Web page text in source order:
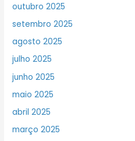
outubro 2025
setembro 2025
agosto 2025
julho 2025
junho 2025
maio 2025
abril 2025
março 2025